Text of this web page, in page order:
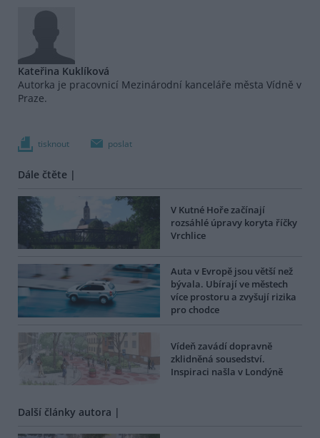
Kateřina Kuklíková
Autorka je pracovnicí Mezinárodní kanceláře města Vídně v
Praze.
tisknout poslat
Dále čtěte |
V Kutné Hoře začínají
rozsáhlé úpravy koryta říčky
Vrchlice
Auta v Evropě jsou větší než
bývala. Ubírají ve městech
více prostoru a zvyšují rizika
pro chodce
Vídeň zavádí dopravně
zklidněná sousedství.
Inspiraci našla v Londýně
Další články autora |